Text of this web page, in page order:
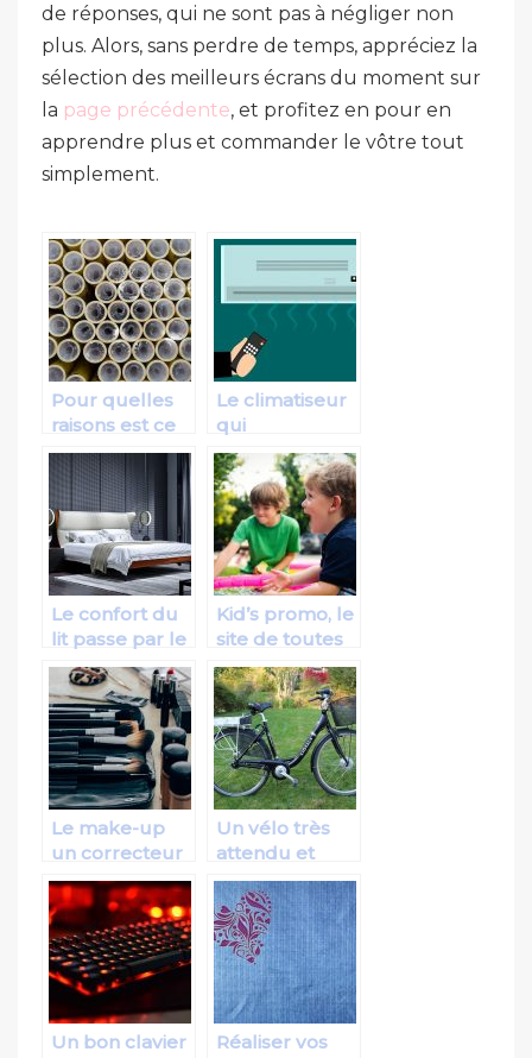
de réponses, qui ne sont pas à négliger non
plus. Alors, sans perdre de temps, appréciez la
sélection des meilleurs écrans du moment sur
la page précédente, et profitez en pour en
apprendre plus et commander le vôtre tout
simplement.
Pour quelles
raisons est ce
que nous
devons mettre
nos aliments
sous vide ?
Le climatiseur
qui
correspond le
mieux à vos
besoins!
Le confort du
lit passe par le
sommier
Kid’s promo, le
site de toutes
les promotions
pour enfants
Le make-up
un correcteur
pour le visage
Un vélo très
attendu et
sollicité même
par les
personnes
agées!
Un bon clavier
Réaliser vos